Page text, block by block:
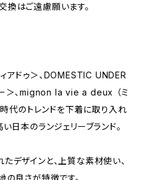
はご遠慮願います。
アドゥ＞、DOMESTIC UNDER
ー＞、mignon la vie a deux （ミ
時代のトレンドを下着に取り入れ
日本のランジェリーブランド。
デザインと、上質な素材使い、
の良さが特徴です。